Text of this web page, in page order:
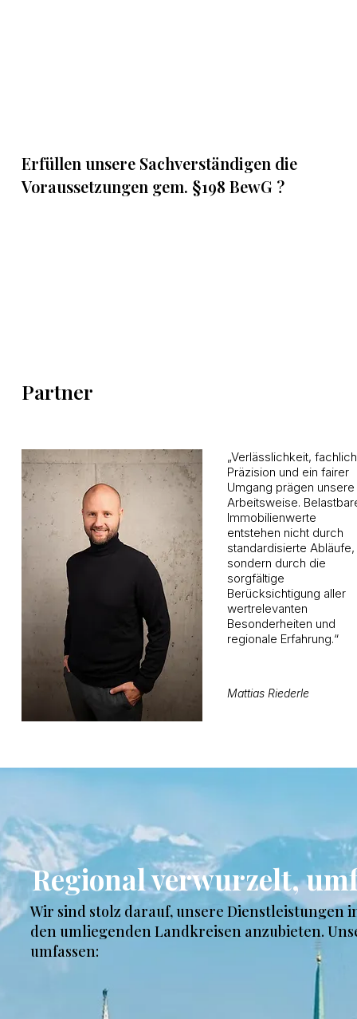
Erfüllen unsere Sachverständigen die
Voraussetzungen gem. §198 BewG ?
Partner
„Verlässlichkeit,
Präzision und ein fairer
Umgang prägen unsere
Arbeitsweise.
Immobilienwerte
entstehen nicht durch
standardisierte Abläufe,
sondern durch die
sorgfältige
Berücksichtigung aller
wertrelevanten
Besonderheiten und
regionale Erfahrung.“
Mattias Riederle
Regional verwurzelt,
Wir sind stolz darauf, unsere Dienstleistungen
den umliegenden Landkreisen anzubieten.
umfassen:​